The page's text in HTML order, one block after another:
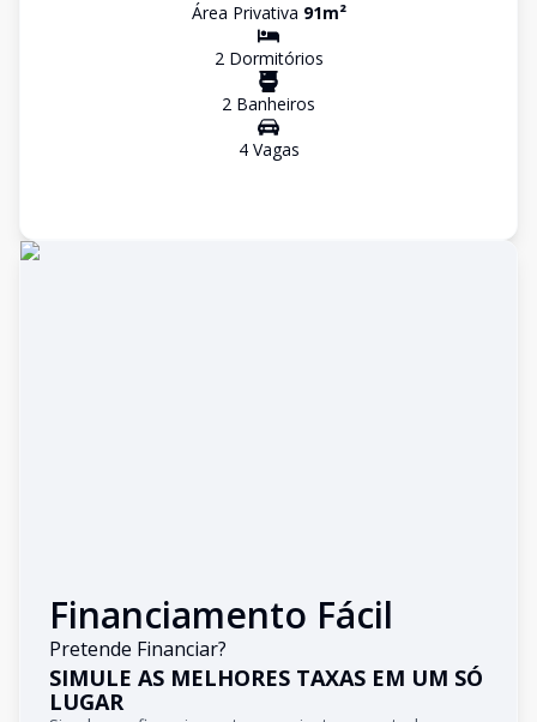
Área Privativa 91m²
2Dormitórios
2 Banheiros
4Vagas
Financiamento Fácil
Pretende Financiar?
SIMULE AS MELHORES TAXAS EM UM SÓ
LUGAR